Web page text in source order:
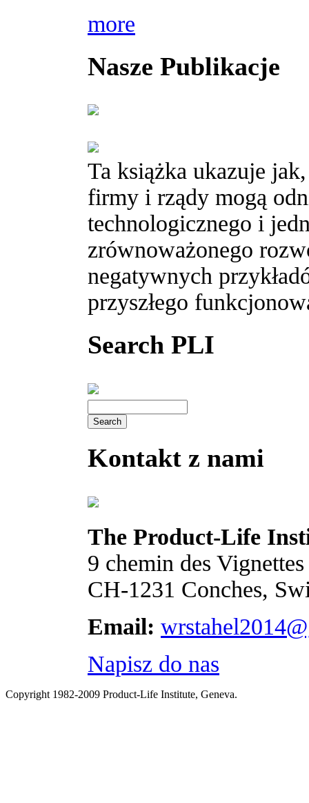
more
Nasze Publikacje
Ta książka ukazuje
firmy i rządy mogą
technologicznego i
zrównoważonego
negatywnych
przyszłego
Search PLI
Kontakt z nami
The Product-Life
9 chemin des Vignettes
CH-1231 Conches,
Email:
Napisz do nas
Copyright 1982-2009 Product-Life Institute, Geneva.